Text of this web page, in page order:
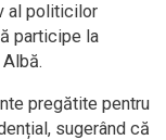
al politicilor
participe la
pregătite pentru
sugerând că